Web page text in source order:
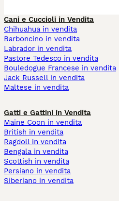
Cani e Cuccioli in Vendita
Chihuahua in vendita
Barboncino in vendita
Labrador in vendita
Pastore Tedesco in vendita
Bouledogue Francese in vendita
Jack Russell in vendita
Maltese in vendita
Gatti e Gattini in Vendita
Maine Coon in vendita
British in vendita
Ragdoll in vendita
Bengala in vendita
Scottish in vendita
Persiano in vendita
Siberiano in vendita